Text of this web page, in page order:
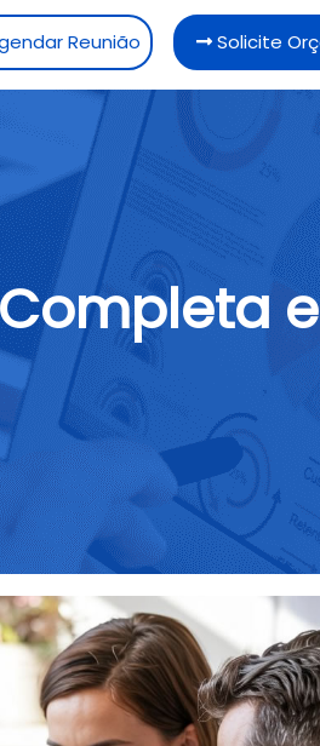
Solicite
Reunião
e